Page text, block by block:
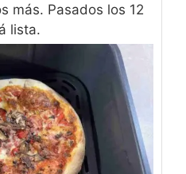
más. Pasados los 12
lista.